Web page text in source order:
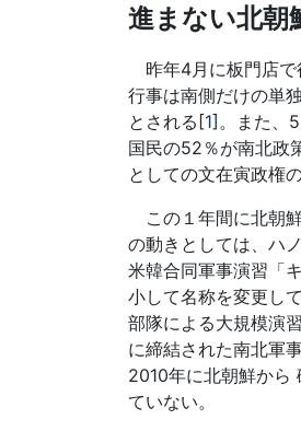
進まない北朝
昨年4月に板門店で
行事は南側だけの単
とされる[1]。また、
国民の52％が南北政
としての文在寅政権
この１年間に北朝
の動きとしては、ハ
米韓合同軍事演習「
小して名称を変更し
部隊による大規模演
に締結された南北軍
2010年に北朝鮮から
ていない。